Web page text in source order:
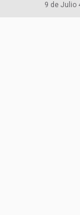
9 de Julio